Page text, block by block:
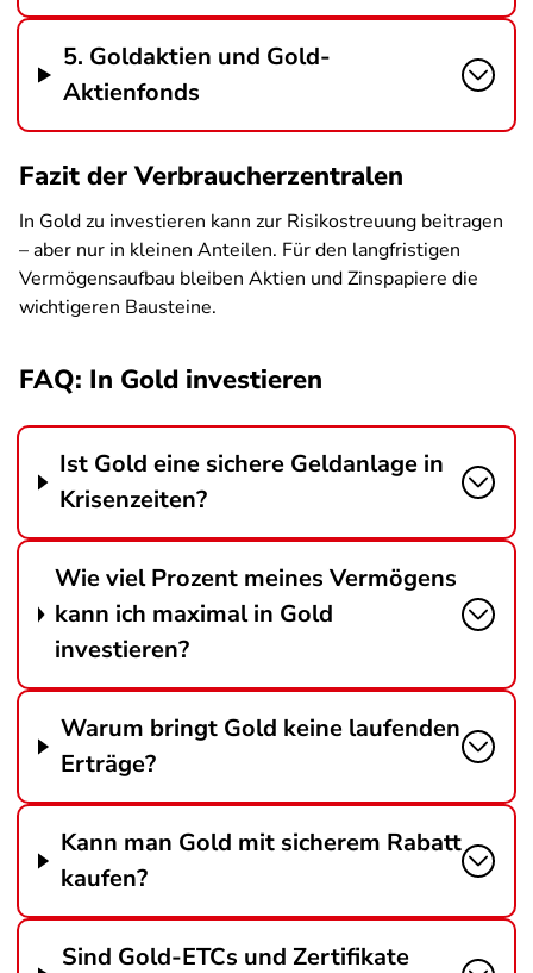
5. Goldaktien und Gold-
Aktienfonds
Fazit der Verbraucherzentralen
In Gold zu investieren kann zur Risikostreuung beitragen
– aber nur in kleinen Anteilen. Für den langfristigen
Vermögensaufbau bleiben Aktien und Zinspapiere die
wichtigeren Bausteine.
FAQ: In Gold investieren
Ist Gold eine sichere Geldanlage in
Krisenzeiten?
Wie viel Prozent meines Vermögens
kann ich maximal in Gold
investieren?
Warum bringt Gold keine laufenden
Erträge?
Kann man Gold mit sicherem Rabatt
kaufen?
Sind Gold-ETCs und Zertifikate